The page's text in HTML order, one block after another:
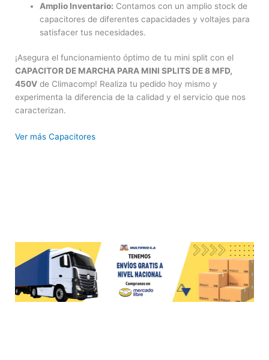
Amplio Inventario: Contamos con un amplio stock de
capacitores de diferentes capacidades y voltajes para
satisfacer tus necesidades.
¡Asegura el funcionamiento óptimo de tu mini split con el
CAPACITOR DE MARCHA PARA MINI SPLITS DE 8 MFD,
450V de Climacomp! Realiza tu pedido hoy mismo y
experimenta la diferencia de la calidad y el servicio que nos
caracterizan.
Ver más Capacitores